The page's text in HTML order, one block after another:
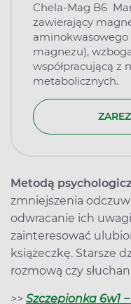
Chela-Mag B6
zawierający
magnezu),
współpracującą z
metabolicznych.
Metodą
zmniejszenia
odwracanie ich
zainteresować
książeczkę. Starsze
rozmową czy
>> Szczepionka 6w1